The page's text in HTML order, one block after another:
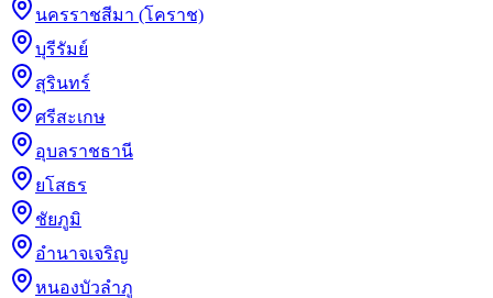
นครราชสีมา (โคราช)
บุรีรัมย์
สุรินทร์
ศรีสะเกษ
อุบลราชธานี
ยโสธร
ชัยภูมิ
อำนาจเจริญ
หนองบัวลำภู